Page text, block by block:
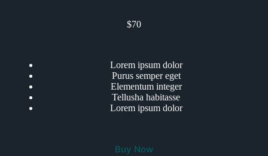
$70
Lorem ipsum dolor
Purus semper eget
Elementum integer
Tellusha habitasse
Lorem ipsum dolor
Buy Now